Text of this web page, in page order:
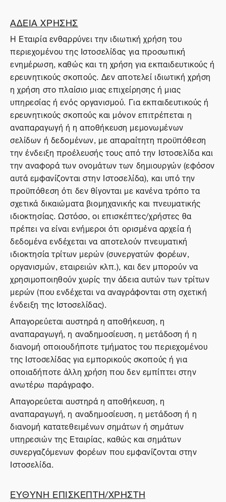
ΑΔΕΙΑ ΧΡΗΣΗΣ
Η Εταιρία ενθαρρύνει την ιδιωτική χρήση του
περιεχομένου της Ιστοσελίδας για προσωπική
ενημέρωση, καθώς και τη χρήση για εκπαιδευτικούς ή
ερευνητικούς σκοπούς. Δεν αποτελεί ιδιωτική χρήση
η χρήση στο πλαίσιο μιας επιχείρησης ή μιας
υπηρεσίας ή ενός οργανισμού. Για εκπαιδευτικούς ή
ερευνητικούς σκοπούς και μόνον επιτρέπεται η
αναπαραγωγή ή η αποθήκευση μεμονωμένων
σελίδων ή δεδομένων, με απαραίτητη προϋπόθεση
την ένδειξη προέλευσής τους από την Ιστοσελίδα και
την αναφορά των ονομάτων των δημιουργών (εφόσον
αυτά εμφανίζονται στην Ιστοσελίδα), και υπό την
προϋπόθεση ότι δεν θίγονται με κανένα τρόπο τα
σχετικά δικαιώματα βιομηχανικής και πνευματικής
ιδιοκτησίας. Ωστόσο, οι επισκέπτες/χρήστες θα
πρέπει να είναι ενήμεροι ότι ορισμένα αρχεία ή
δεδομένα ενδέχεται να αποτελούν πνευματική
ιδιοκτησία τρίτων μερών (συνεργατών φορέων,
οργανισμών, εταιρειών κλπ.), και δεν μπορούν να
χρησιμοποιηθούν χωρίς την άδεια αυτών των τρίτων
μερών (που ενδέχεται να αναγράφονται στη σχετική
ένδειξη της Ιστοσελίδας).
Απαγορεύεται αυστηρά η αποθήκευση, η
αναπαραγωγή, η αναδημοσίευση, η μετάδοση ή η
διανομή οποιουδήποτε τμήματος του περιεχομένου
της Ιστοσελίδας για εμπορικούς σκοπούς ή για
οποιαδήποτε άλλη χρήση που δεν εμπίπτει στην
ανωτέρω παράγραφο.
Απαγορεύεται αυστηρά η αποθήκευση, η
αναπαραγωγή, η αναδημοσίευση, η μετάδοση ή η
διανομή κατατεθειμένων σημάτων ή σημάτων
υπηρεσιών της Εταιρίας, καθώς και σημάτων
συνεργαζόμενων φορέων που εμφανίζονται στην
Ιστοσελίδα.
ΕΥΘΥΝΗ ΕΠΙΣΚΕΠΤΗ/ΧΡΗΣΤΗ